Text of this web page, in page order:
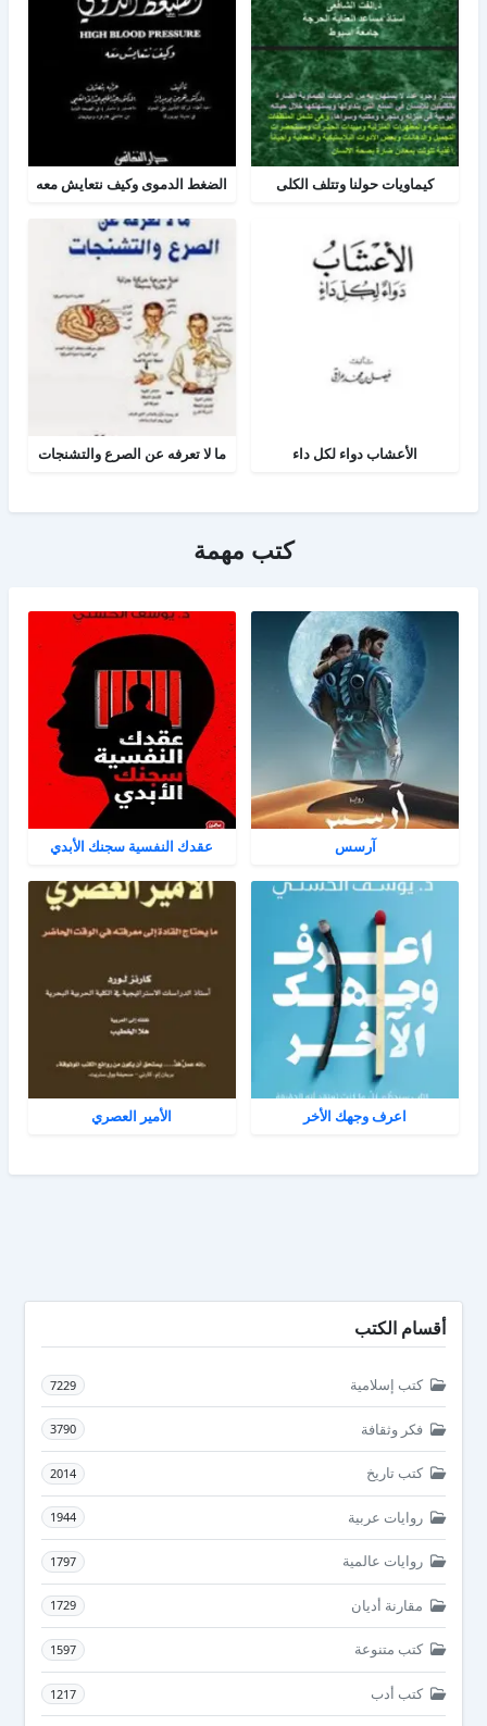
كيماويات حولنا وتتلف الكلى الضغط الدموى وكيف نتعايش معه
الأعشاب دواء لكل داء ما لا تعرفه عن الصرع والتشنجات
كتب مهمة
آرسس عقدك النفسية سجنك الأبدي
اعرف وجهك الأخر الأمير العصري
أقسام الكتب
كتب إسلامية 7229
فكر وثقافة 3790
كتب تاريخ 2014
روايات عربية 1944
روايات عالمية 1797
مقارنة أديان 1729
كتب متنوعة 1597
كتب أدب 1217